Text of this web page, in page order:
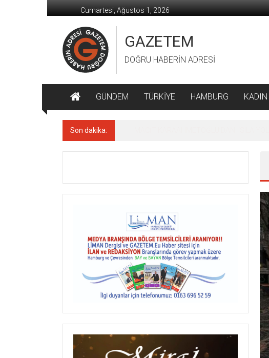
geç
Cumartesi, Ağustos 1, 2026
GAZETEM
DOĞRU HABERİN ADRESİ
GÜNDEM TÜRKİYE HAMBURG KADIN
Son dakika: